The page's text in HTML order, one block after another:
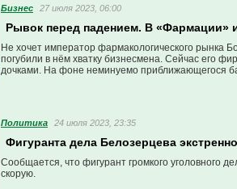
Бизнес 27 июля 2023, 06:00
Рывок перед падением. В «Фармации»
Не хочет император фармакологического рынка
погубили в нём хватку бизнесмена. Сейчас его
дочками. На фоне неминуемо приближающегося
Политика 24 июля 2023, 23:35
Фигуранта дела Белозерцева
Сообщается, что фигурант громкого уголовного
скорую.